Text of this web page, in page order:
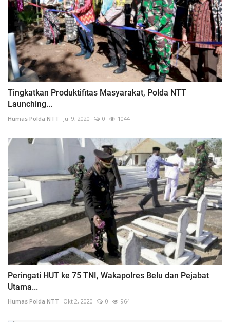
Tingkatkan Produktifitas Masyarakat, Polda NTT
Launching...
Humas Polda NTT Jul 9, 2020 0 1044
Peringati HUT ke 75 TNI, Wakapolres Belu dan Pejabat
Utama...
Humas Polda NTT Okt 2, 2020 0 964